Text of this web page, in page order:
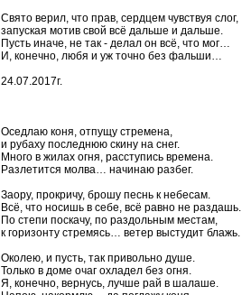
Свято верил, что прав, сердцем чувствуя слог,
запуская мотив свой всё дальше и дальше.
Пусть иначе, не так - делал он всё, что мог…
И, конечно, любя и уж точно без фальши…
24.07.2017г.
Оседлаю коня, отпущу стремена,
и рубаху последнюю скину на снег.
Много в жилах огня, расступись времена.
Разлетится молва… начинаю разбег.
Заору, прокричу, брошу песнь к небесам.
Всё, что носишь в себе, всё равно не раздашь.
По степи поскачу, по раздольным местам,
к горизонту стремясь… ветер выстудит блажь.
Околею, и пусть, так привольно душе.
Только в доме очаг охладел без огня.
Я, конечно, вернусь, лучше рай в шалаше.